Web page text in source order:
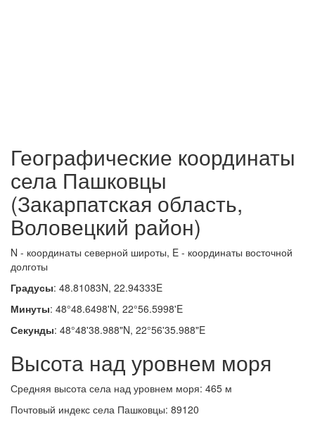
Географические координаты
села Пашковцы
(Закарпатская область,
Воловецкий район)
N - координаты северной широты, E - координаты восточной
долготы
Градусы: 48.81083N, 22.94333E
Минуты: 48°48.6498'N, 22°56.5998'E
Секунды: 48°48'38.988"N, 22°56'35.988"E
Высота над уровнем моря
Средняя высота села над уровнем моря: 465 м
Почтовый индекс села Пашковцы: 89120